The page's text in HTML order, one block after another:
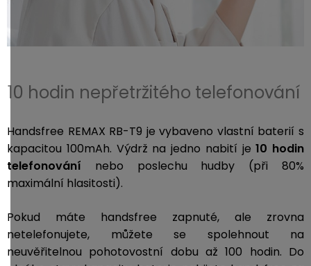
10 hodin nepřetržitého telefonování
Handsfree REMAX RB-T9 je vybaveno vlastní baterií s
kapacitou 100mAh. Výdrž na jedno nabití je10 hodin
telefonování nebo poslechu hudby (při 80%
maximální hlasitosti).
Pokud máte handsfree zapnuté, ale zrovna
netelefonujete, můžete se spolehnout na
neuvěřitelnou pohotovostní dobu až 100 hodin. Do